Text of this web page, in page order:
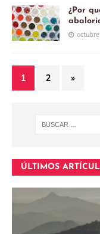
¿Por
1 2 »
ÚLTIMOS